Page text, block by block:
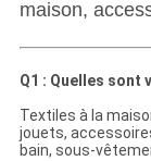
maison,
Q1 : Quelles
Textiles à la
jouets,
bain, sous-